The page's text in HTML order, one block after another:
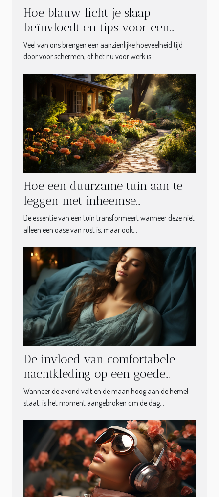
Hoe blauw licht je slaap
beïnvloedt en tips voor een
digitale detox
Veel van ons brengen een aanzienlijke hoeveelheid tijd
door voor schermen, of het nu voor werk is...
Hoe een duurzame tuin aan te
leggen met inheemse
plantensoorten
De essentie van een tuin transformeert wanneer deze niet
alleen een oase van rust is, maar ook...
De invloed van comfortabele
nachtkleding op een goede
nachtrust
Wanneer de avond valt en de maan hoog aan de hemel
staat, is het moment aangebroken om de dag...